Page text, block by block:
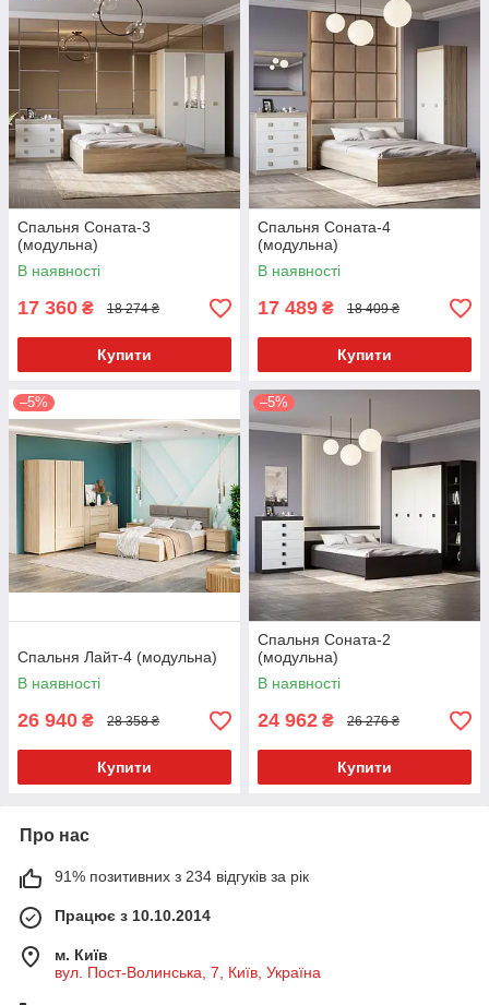
Спальня Соната-3
(модульна)
В наявності
17 360 ₴ 18 274 ₴
Купити
Спальня Соната-4
(модульна)
В наявності
17 489 ₴ 18 409 ₴
Купити
–5%
Спальня Лайт-4 (модульна)
В наявності
26 940 ₴ 28 358 ₴
Купити
–5%
Спальня Соната-2
(модульна)
В наявності
24 962 ₴ 26 276 ₴
Купити
Про нас
91% позитивних з 234 відгуків за рік
Працює з 10.10.2014
м. Київ
вул. Пост-Волинська, 7, Київ, Україна